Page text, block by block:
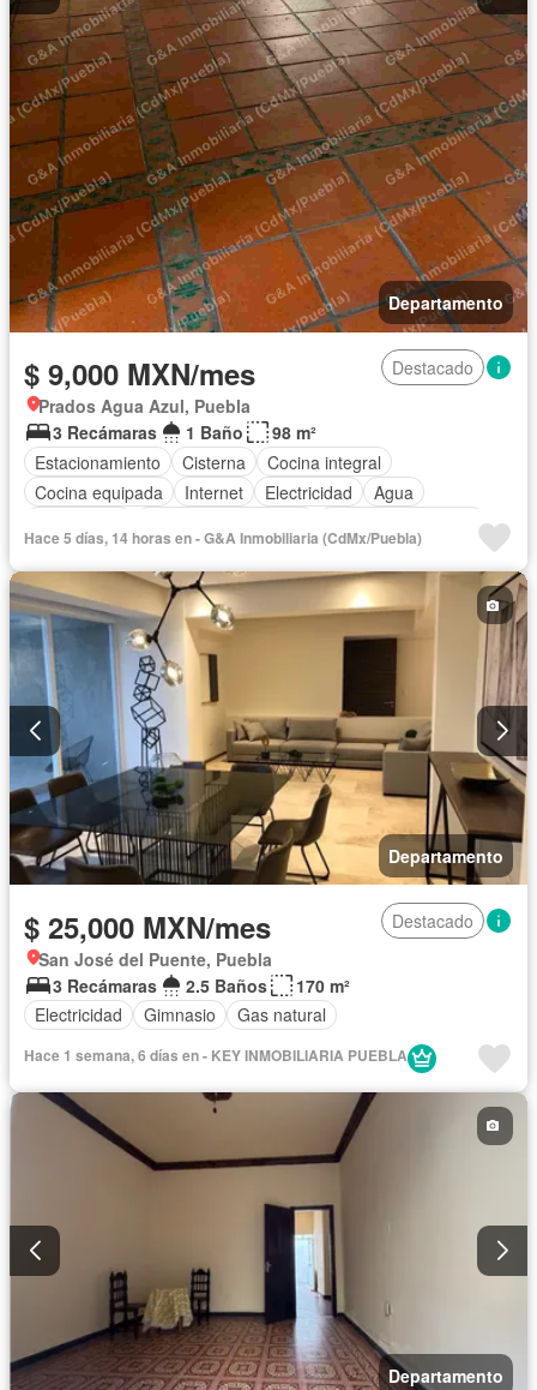
Departamento
$ 9,000 MXN/mes
Destacado
Prados Agua Azul, Puebla
3 Recámaras
1 Baño
98 m²
Estacionamiento
Cisterna
Cocina integral
Cocina equipada
Internet Electricidad
Agua
Conserje
Televisión por cable Wifi
Zonas verdes
Permite niños
Solo familias
Permite mascotas
Sin amueblar
Hace 5 días, 14 horas en - G&A Inmobiliaria (CdMx/Puebla)
Departamento
$ 25,000 MXN/mes
Destacado
San José del Puente, Puebla
3 Recámaras
2.5 Baños
170 m²
Electricidad
Gimnasio Gas natural
Hace 1 semana, 6 días en - KEY INMOBILIARIA PUEBLA
Departamento